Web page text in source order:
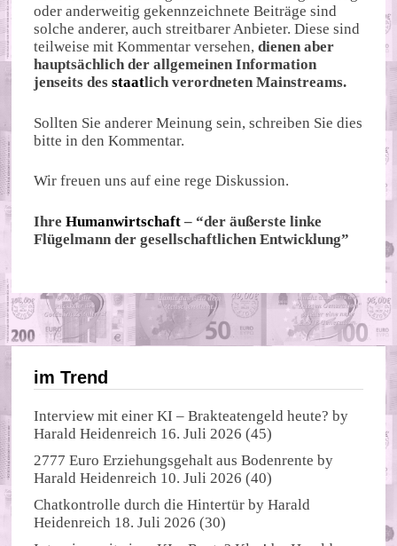
oder anderweitig gekennzeichnete Beiträge sind
solche anderer, auch streitbarer Anbieter. Diese sind
teilweise mit Kommentar versehen,dienen aber
hauptsächlich der allgemeinen Information
jenseits desstaatlich verordneten Mainstreams.
Sollten Sie anderer Meinung sein, schreiben Sie dies
bitte in den Kommentar.
Wir freuen uns auf eine rege Diskussion.
IhreHumanwirtschaft – “der äußerste linke
Flügelmann der gesellschaftlichen Entwicklung”
im Trend
Interview mit einer KI – Brakteatengeld heute? by
Harald Heidenreich 16. Juli 2026 (45)
2777 Euro Erziehungsgehalt aus Bodenrente by
Harald Heidenreich 10. Juli 2026 (40)
Chatkontrolle durch die Hintertür byHarald
Heidenreich 18. Juli 2026 (30)